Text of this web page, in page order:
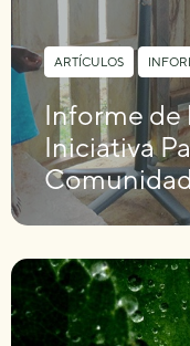
ARTÍCULOS
Informe de
Iniciativa